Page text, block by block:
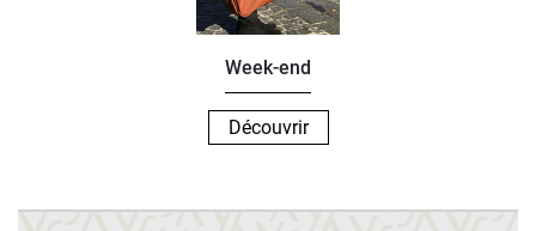
Week-end
Découvrir